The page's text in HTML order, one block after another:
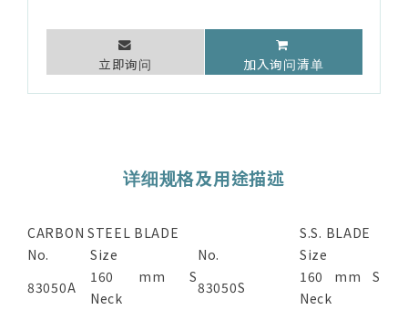
立即询问 加入询问清单
详细规格及用途描述
CARBON STEEL BLADE
S.S. BLADE
No.
Size No.
Size
83050A
160 mm S
Neck
83050S
160 mm S
Neck